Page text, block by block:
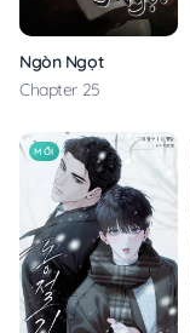
Ngòn Ngọt
Chapter 25
MỚI